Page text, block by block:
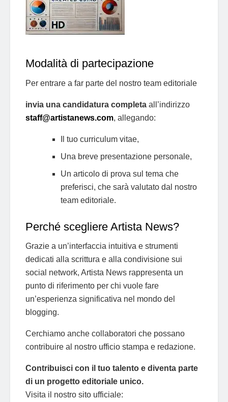
Modalità di partecipazione
Per entrare a far parte del nostro team editoriale
invia una candidatura completa all’indirizzo
staff@artistanews.com, allegando:
Il tuo curriculum vitae,
Una breve presentazione personale,
Un articolo di prova sul tema che
preferisci, che sarà valutato dal nostro
team editoriale.
Perché scegliere Artista News?
Grazie a un’interfaccia intuitiva e strumenti
dedicati alla scrittura e alla condivisione sui
social network, Artista News rappresenta un
punto di riferimento per chi vuole fare
un’esperienza significativa nel mondo del
blogging.
Cerchiamo anche collaboratori che possano
contribuire al nostro ufficio stampa e redazione.
Contribuisci con il tuo talento e diventa parte
di un progetto editoriale unico.
Visita il nostro sito ufficiale: